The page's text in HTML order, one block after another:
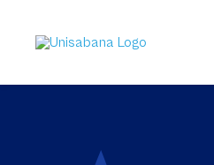
contenido
principal